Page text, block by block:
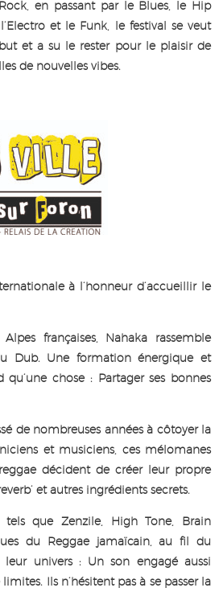
en passant par le Blues, le Hip
et le Funk, le festival se veut
et a su le rester pour le plaisir de
de nouvelles vibes.
à l’honneur d’accueillir le
françaises, Nahaka rassemble
Dub. Une formation énergique et
qu’une chose : Partager ses bonnes
de nombreuses années à côtoyer la
et musiciens, ces mélomanes
décident de créer leur propre
et autres ingrédients secrets.
tels que Zenzile, High Tone, Brain
du Reggae jamaïcain, au fil du
univers : Un son engagé aussi
Ils n’hésitent pas à se passer la